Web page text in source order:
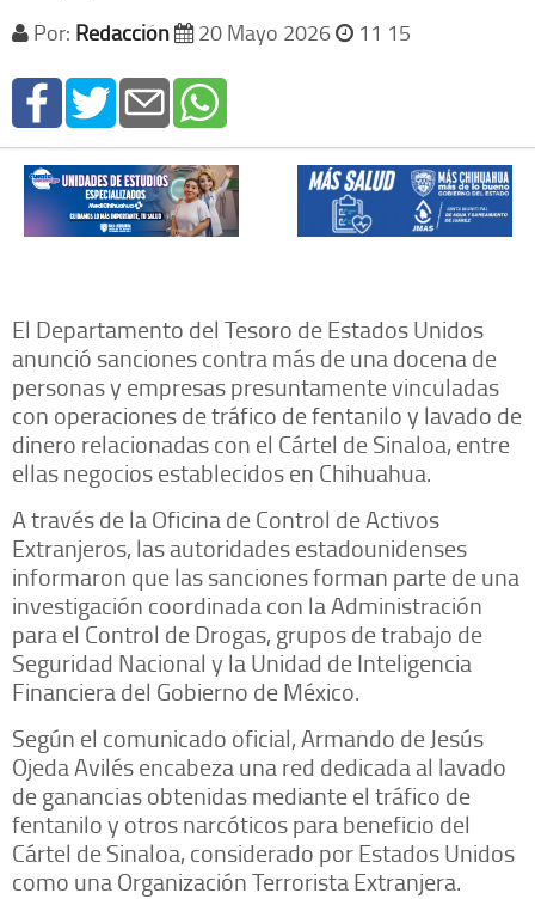
Por: Redacción 20 Mayo 2026 11 15
El Departamento del Tesoro de Estados Unidos
anunció sanciones contra más de una docena de
personas y empresas presuntamente vinculadas
con operaciones de tráfico de fentanilo y lavado de
dinero relacionadas con el Cártel de Sinaloa, entre
ellas negocios establecidos en Chihuahua.
A través de la Oficina de Control de Activos
Extranjeros, las autoridades estadounidenses
informaron que las sanciones forman parte de una
investigación coordinada con la Administración
para el Control de Drogas, grupos de trabajo de
Seguridad Nacional y la Unidad de Inteligencia
Financiera del Gobierno de México.
Según el comunicado oficial, Armando de Jesús
Ojeda Avilés encabeza una red dedicada al lavado
de ganancias obtenidas mediante el tráfico de
fentanilo y otros narcóticos para beneficio del
Cártel de Sinaloa, considerado por Estados Unidos
como una Organización Terrorista Extranjera.